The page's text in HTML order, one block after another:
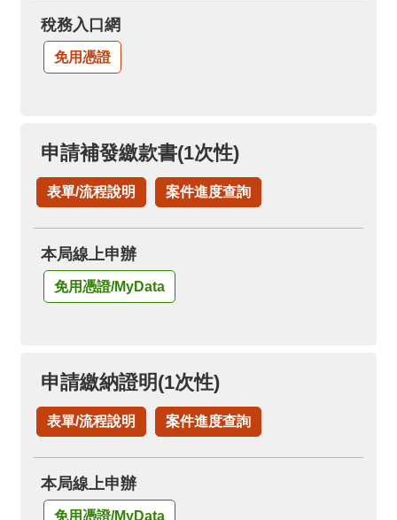
稅務入口網
免用憑證
申請補發繳款書(1次性)
表單/流程說明 案件進度查詢
本局線上申辦
免用憑證/MyData
申請繳納證明(1次性)
表單/流程說明 案件進度查詢
本局線上申辦
免用憑證/MyData